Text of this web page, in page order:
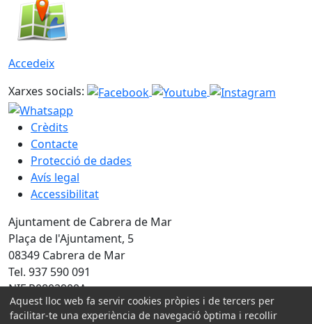
Accedeix
Xarxes socials:
Crèdits
Contacte
Protecció de dades
Avís legal
Accessibilitat
Ajuntament de Cabrera de Mar
Plaça de l'Ajuntament, 5
08349 Cabrera de Mar
Tel. 937 590 091
NIF P0802900A
Amb la col·laboració de:
Aquest lloc web fa servir cookies pròpies i de tercers per
facilitar-te una experiència de navegació òptima i recollir